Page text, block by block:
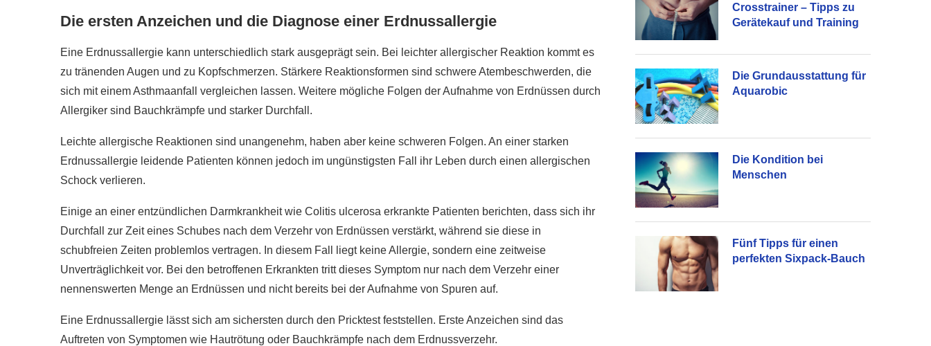
Die ersten Anzeichen und die Diagnose einer Erdnussallergie
Eine Erdnussallergie kann unterschiedlich stark ausgeprägt sein. Bei leichter allergischer Reaktion kommt es
zu tränenden Augen und zu Kopfschmerzen. Stärkere Reaktionsformen sind schwere Atembeschwerden, die
sich mit einem Asthmaanfall vergleichen lassen. Weitere mögliche Folgen der Aufnahme von Erdnüssen durch
Allergiker sind Bauchkrämpfe und starker Durchfall.
Leichte allergische Reaktionen sind unangenehm, haben aber keine schweren Folgen. An einer starken
Erdnussallergie leidende Patienten können jedoch im ungünstigsten Fall ihr Leben durch einen allergischen
Schock verlieren.
Einige an einer entzündlichen Darmkrankheit wie Colitis ulcerosa erkrankte Patienten berichten, dass sich ihr
Durchfall zur Zeit eines Schubes nach dem Verzehr von Erdnüssen verstärkt, während sie diese in
schubfreien Zeiten problemlos vertragen. In diesem Fall liegt keine Allergie, sondern eine zeitweise
Unverträglichkeit vor. Bei den betroffenen Erkrankten tritt dieses Symptom nur nach dem Verzehr einer
nennenswerten Menge an Erdnüssen und nicht bereits bei der Aufnahme von Spuren auf.
Eine Erdnussallergie lässt sich am sichersten durch den Pricktest feststellen. Erste Anzeichen sind das
Auftreten von Symptomen wie Hautrötung oder Bauchkrämpfe nach dem Erdnussverzehr.
Crosstrainer – Tipps zu
Gerätekauf und Training
Die Grundausstattung für
Aquarobic
Die Kondition bei
Menschen
Fünf Tipps für einen
perfekten Sixpack-Bauch